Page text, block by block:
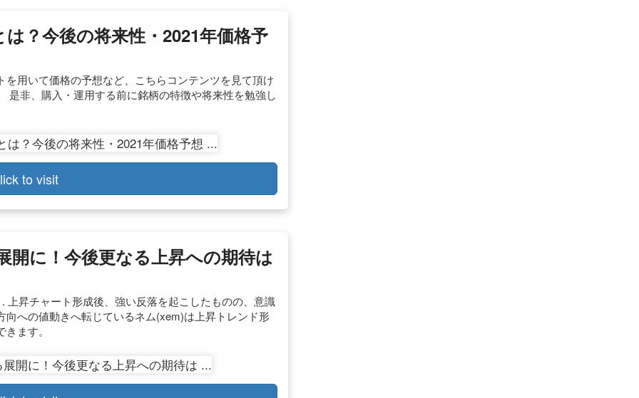
？今後の将来性・2021年価格予
用いて価格の予想など、こちらコンテンツを見て頂け
是非、購入・運用する前に銘柄の特徴や将来性を勉強し
to visit
開に！今後更なる上昇への期待は
昇チャート形成後、強い反落を起こしたものの、意識
への値動きへ転じているネム(xem)は上昇トレンド形
ます。